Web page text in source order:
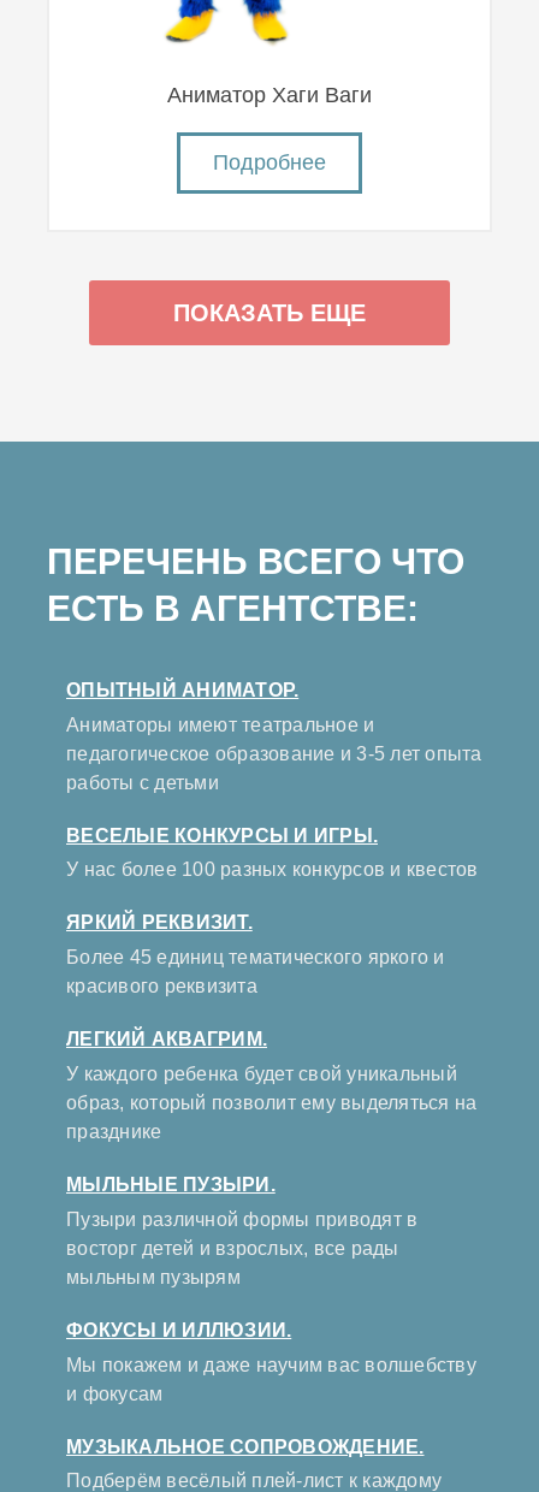
Аниматор Хаги Ваги
Подробнее
ПОКАЗАТЬ ЕЩЕ
ПЕРЕЧЕНЬ ВСЕГО ЧТО
ЕСТЬ В АГЕНТСТВЕ:
ОПЫТНЫЙ АНИМАТОР.
Аниматоры имеют театральное и
педагогическое образование и 3-5 лет опыта
работы с детьми
ВЕСЕЛЫЕ КОНКУРСЫ И ИГРЫ.
У нас более 100 разных конкурсов и квестов
ЯРКИЙ РЕКВИЗИТ.
Более 45 единиц тематического яркого и
красивого реквизита
ЛЕГКИЙ АКВАГРИМ.
У каждого ребенка будет свой уникальный
образ, который позволит ему выделяться на
празднике
МЫЛЬНЫЕ ПУЗЫРИ.
Пузыри различной формы приводят в
восторг детей и взрослых, все рады
мыльным пузырям
ФОКУСЫ И ИЛЛЮЗИИ.
Мы покажем и даже научим вас волшебству
и фокусам
МУЗЫКАЛЬНОЕ СОПРОВОЖДЕНИЕ.
Подберём весёлый плей-лист к каждому